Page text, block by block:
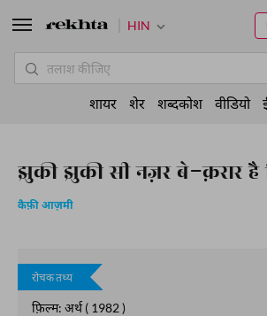
झुकी झुकी सी नज़र बे-क़रार है
कैफ़ी आज़मी
रोचक तथ्य
फ़िल्म: अर्थ ( 1982 )
HIN
शायर शेर शब्दकोश वीडियो